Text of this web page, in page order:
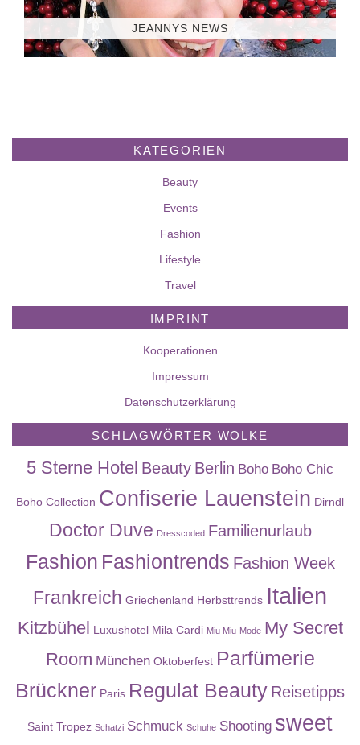
JEANNYS NEWS
KATEGORIEN
Beauty
Events
Fashion
Lifestyle
Travel
IMPRINT
Kooperationen
Impressum
Datenschutzerklärung
SCHLAGWÖRTER WOLKE
5 Sterne Hotel Beauty Berlin Boho Boho Chic
Boho Collection Confiserie Lauenstein Dirndl
Doctor Duve Dresscoded Familienurlaub
Fashion Fashiontrends Fashion Week
Frankreich Griechenland Herbsttrends Italien
Kitzbühel Luxushotel Mila Cardi Miu Miu Mode My Secret
Room München Oktoberfest Parfümerie
Brückner Paris Regulat Beauty Reisetipps
Saint Tropez Schatzi Schmuck Schuhe Shooting sweet